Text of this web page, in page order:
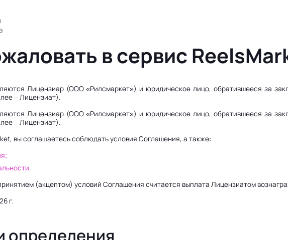
в сервис
Лицензиар (ООО «Рилсмаркет») и юридическое лицо, обратившееся за
– Лицензиат).
Лицензиар (ООО «Рилсмаркет») и юридическое лицо, обратившееся за
– Лицензиат).
вы соглашаетесь соблюдать условия Соглашения, а также:
(акцептом) условий Соглашения считается выплата Лицензиатом
г.
определения